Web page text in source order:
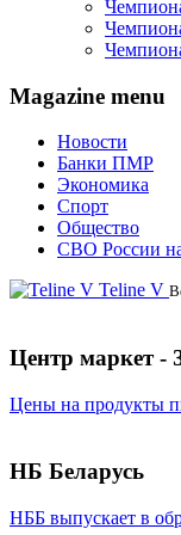
Magazine menu
Новости
Банки ПМР
Экономика
Спорт
Общество
СВО России
Teline V
Центр маркет -
Цены на продукты
НБ Беларусь
НББ выпускает в